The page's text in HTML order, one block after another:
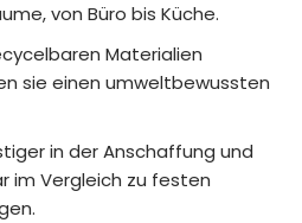
von Büro bis Küche.
Materialien
sie einen umweltbewussten
in der Anschaffung und
im Vergleich zu festen